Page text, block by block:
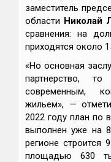
заместитель
области Николай
сравнения: на
приходятся около
«Но основная
партнерство,
современным,
жильем», —
2022 году план по
выполнен уже на
регионе строится
площадью 630